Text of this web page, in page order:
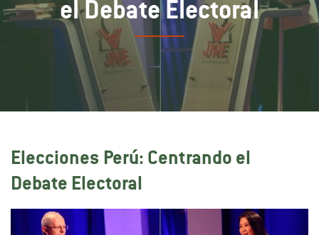
el Debate Electoral
Elecciones Perú: Centrando el
Debate Electoral